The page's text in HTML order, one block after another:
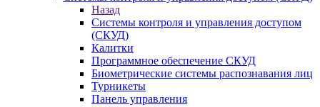
Назад
Системы контроля и управления доступом
(СКУД)
Калитки
Программное обеспечение СКУД
Биометрические системы распознавания лиц
Турникеты
Панель управления